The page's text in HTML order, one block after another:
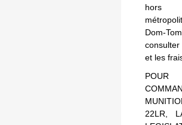
hors
Dom-
consulter
et les
22LR,